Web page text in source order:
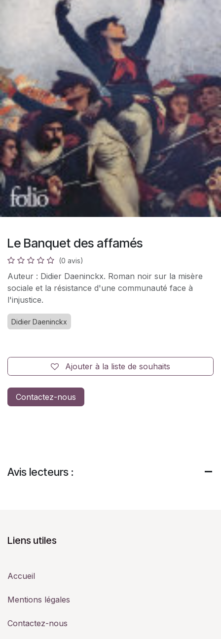
Le Banquet des affamés
(0 avis)
Auteur : Didier Daeninckx. Roman noir sur la misère
sociale et la résistance d'une communauté face à
l'injustice.
Didier Daeninckx
Ajouter à la liste de souhaits
Contactez-nous
Avis lecteurs :
Liens utiles
Accueil
Mentions légales
Contactez-nous